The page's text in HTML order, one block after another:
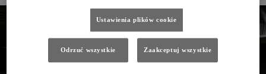
Ustawienia plików cookie
Odrzuć wszystkie Zaakceptuj wszystkie